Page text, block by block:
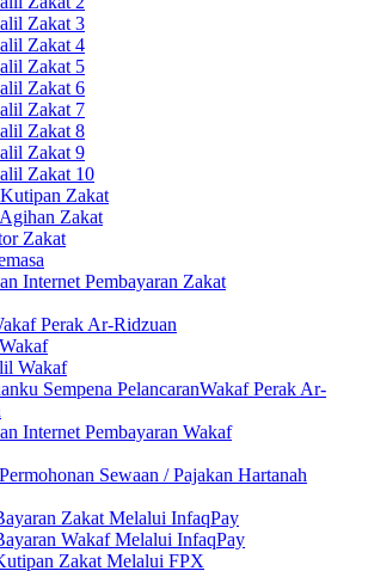
Zakat 3
Zakat 4
Zakat 5
Zakat 6
Zakat 7
Zakat 8
Zakat 9
Zakat 10
Zakat
Zakat
Zakat
Internet Pembayaran Zakat
Perak Ar-Ridzuan
Wakaf
Sempena PelancaranWakaf Perak Ar-
Internet Pembayaran Wakaf
Sewaan / Pajakan Hartanah
Zakat Melalui InfaqPay
Wakaf Melalui InfaqPay
Zakat Melalui FPX